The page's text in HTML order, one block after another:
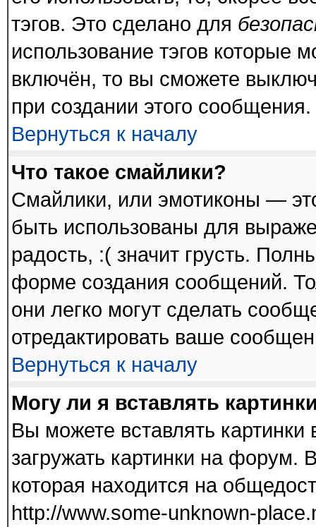
тэгов. Это сделано для
использование тэгов которые
включён, то вы сможете
при создании этого сообщения.
Вернуться к началу
Что такое смайлики?
Смайлики, или эмотиконы —
быть использованы для
радость, :( значит грусть.
форме создания сообщений.
они легко могут сделать
отредактировать ваше
Вернуться к началу
Могу ли я вставлять
Вы можете вставлять
загружать картинки на форум.
которая находится на
http://www.some-unknown-